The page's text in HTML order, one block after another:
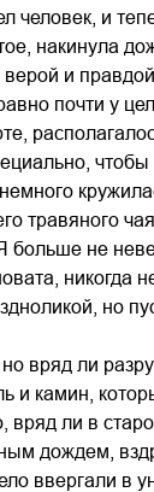
человек, и
накинула
и
почти у
травяного
больше не
но
вряд ли
и камин,
ли в
дождем,
ввергали в